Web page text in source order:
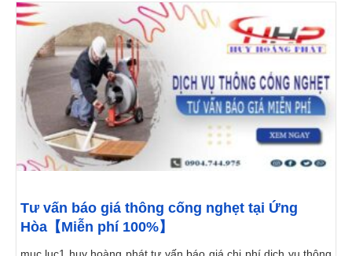
Tư vấn báo giá thông cống nghẹt tại Ứng
Hòa【Miễn phí 100%】
mục lục1 huy hoàng phát tư vấn báo giá chi phí dịch vụ thông